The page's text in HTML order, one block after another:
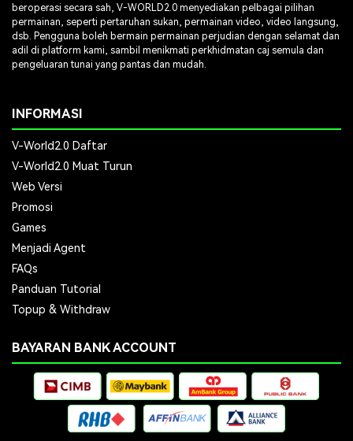
beroperasi secara sah, V-WORLD2.0 menyediakan pelbagai pilihan
permainan, seperti pertaruhan sukan, permainan video, video langsung,
dsb. Pengguna boleh bermain permainan perjudian dengan selamat dan
adil di platform kami, sambil menikmati perkhidmatan caj semula dan
pengeluaran tunai yang pantas dan mudah.
INFORMASI
V-World2.0 Daftar
V-World2.0 Muat Turun
Web Versi
Promosi
Games
Menjadi Agent
FAQs
Panduan Tutorial
Topup & Withdraw
BAYARAN BANK ACCOUNT